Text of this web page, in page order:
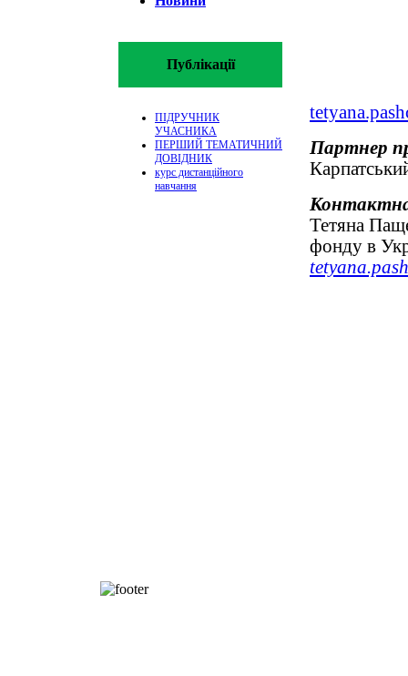
Публікації
ПІДРУЧНИК
УЧАСНИКА
ПЕРШИЙ ТЕМАТИЧНИЙ
ДОВІДНИК
курс дистанційного
навчання
Партнер
Тетяна
фонду в